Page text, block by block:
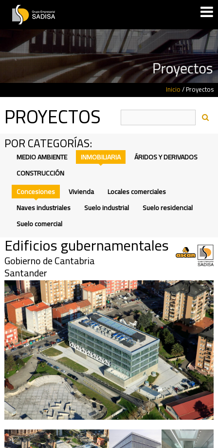
Inicio/Proyectos
PROYECTOS
POR CATEGORÍAS:
MEDIO AMBIENTE INMOBILIARIA
ÁRIDOS Y DERIVADOS
CONSTRUCCIÓN
Concesiones
Vivienda
Locales comerciales
Naves industriales
Suelo industrial
Suelo residencial
Suelo comercial
Edificios gubernamentales
Gobierno de Cantabria
Santander